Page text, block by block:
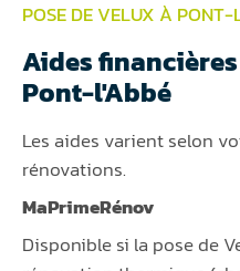
POSE DE VELUX À PONT-
Aides
Pont-l'Abbé
Les aides varient selon
rénovations.
MaPrimeRénov
Disponible si la pose de